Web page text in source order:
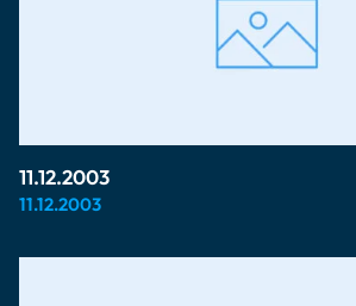
11.12.2003
11.12.2003